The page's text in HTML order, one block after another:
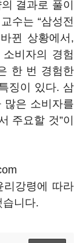
결과로 풀이
수는 “삼성전
뀐 상황에서,
비자의 경험
한 번 경험한
징이 있다. 삼
많은 소비자를
주요할 것”이
리강령에 따라
습니다.